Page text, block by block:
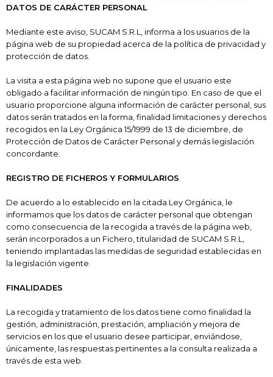
DATOS DE CARÁCTER PERSONAL
Mediante este aviso, SUCAM S.R.L
, informa a los usuarios de la
página web de su propiedad acerca de la política de privacidad y
protección de datos.
La visita a esta página web no supone que el usuario este
obligado a facilitar información de ningún tipo. En caso de que el
usuario proporcione alguna información de carácter personal, sus
datos serán tratados en la forma, finalidad limitaciones y derechos
recogidos en la Ley Orgánica 15/1999 de 13 de diciembre, de
Protección de Datos de Carácter Personal y demás legislación
concordante.
REGISTRO DE FICHEROS Y FORMULARIOS
De acuerdo a lo establecido en la citada Ley Orgánica, le
informamos que los datos de carácter personal que obtengan
como consecuencia de la recogida a través de la página web,
serán incorporados a un Fichero, titularidad de SUCAM S.R.L
teniendo implantadas las medidas de seguridad establecidas en
la legislación vigente.
FINALIDADES
La recogida y tratamiento de los datos tiene como finalidad la
gestión, administración, prestación, ampliación y mejora de
servicios en los que el usuario desee participar, enviándose,
únicamente, las respuestas pertinentes a la consulta realizada a
través de esta web.